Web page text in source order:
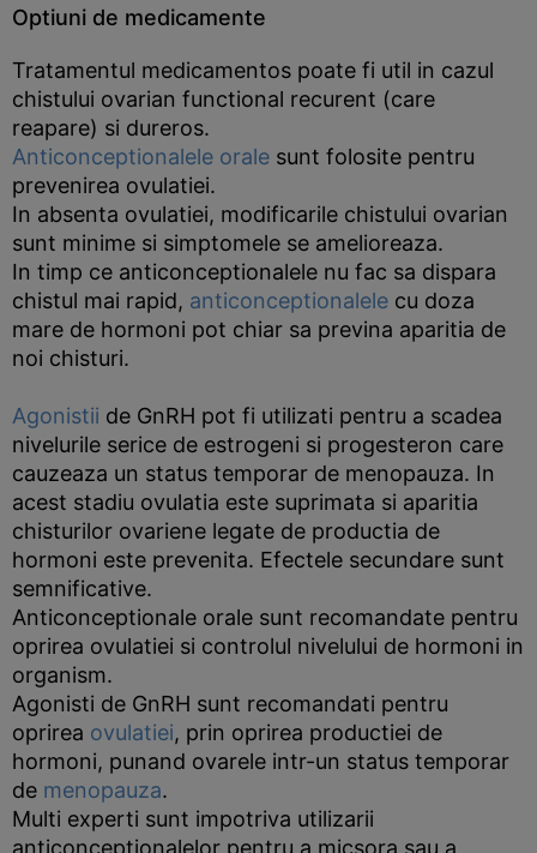
Optiuni de medicamente
Tratamentul medicamentos poate fi util in cazul
chistului ovarian functional recurent (care
reapare) si dureros.
Anticonceptionalele orale sunt folosite pentru
prevenirea ovulatiei.
In absenta ovulatiei, modificarile chistului ovarian
sunt minime si simptomele se amelioreaza.
In timp ce anticonceptionalele nu fac sa dispara
chistul mai rapid, anticonceptionalele cu doza
mare de hormoni pot chiar sa previna aparitia de
noi chisturi.
Agonistii de GnRH pot fi utilizati pentru a scadea
nivelurile serice de estrogeni si progesteron care
cauzeaza un status temporar de menopauza. In
acest stadiu ovulatia este suprimata si aparitia
chisturilor ovariene legate de productia de
hormoni este prevenita. Efectele secundare sunt
semnificative.
Anticonceptionale orale sunt recomandate pentru
oprirea ovulatiei si controlul nivelului de hormoni in
organism.
Agonisti de GnRH sunt recomandati pentru
oprirea ovulatiei, prin oprirea productiei de
hormoni, punand ovarele intr-un status temporar
de menopauza.
Multi experti sunt impotriva utilizarii
anticonceptionalelor pentru a micsora sau a